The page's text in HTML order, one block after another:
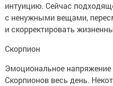
интуицию. Сейчас
с ненужными вещами,
и скорректировать
Скорпион
Эмоциональное
Скорпионов весь день.